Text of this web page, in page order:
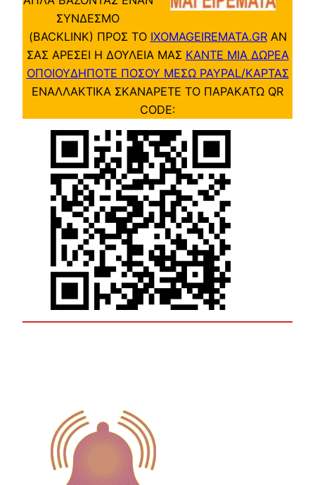
ΣΥΝΔΕΣΜΟ
(BACKLINK) ΠΡΟΣ ΤΟ IXOMAGEIREMATA.GRΑΝ
ΣΑΣ ΑΡΕΣΕΙ Η ΔΟΥΛΕΙΑ ΜΑΣ ΚΑΝΤΕ ΜΙΑ ΔΩΡΕΑ
ΟΠΟΙΟΥΔΗΠΟΤΕ ΠΟΣΟΥ ΜΕΣΩ PAYPAL/ΚΑΡΤΑΣ
ΕΝΑΛΛΑΚΤΙΚΑ ΣΚΑΝΑΡΕΤΕ ΤΟ ΠΑΡΑΚΑΤΩ QR
CODE: